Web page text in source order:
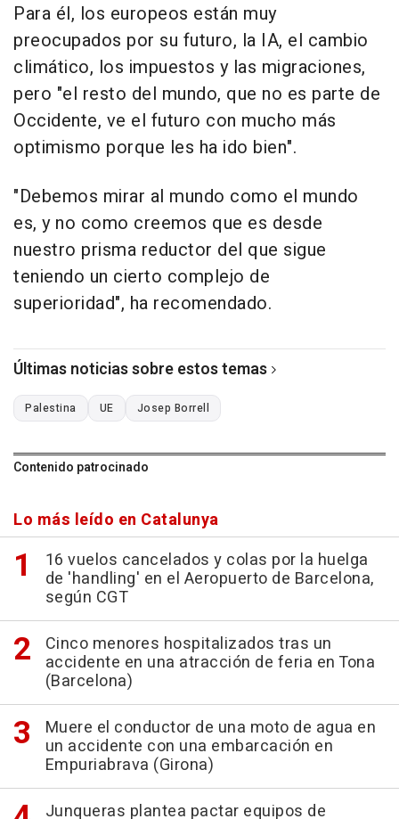
Para él, los europeos están muy
preocupados por su futuro, la IA, el cambio
climático, los impuestos y las migraciones,
pero "el resto del mundo, que no es parte de
Occidente, ve el futuro con mucho más
optimismo porque les ha ido bien".
"Debemos mirar al mundo como el mundo
es, y no como creemos que es desde
nuestro prisma reductor del que sigue
teniendo un cierto complejo de
superioridad", ha recomendado.
Últimas noticias sobre estos temas
Palestina UE Josep Borrell
Contenido patrocinado
Lo más leído en Catalunya
16 vuelos cancelados y colas por la huelga
de 'handling' en el Aeropuerto de Barcelona,
según CGT
Cinco menores hospitalizados tras un
accidente en una atracción de feria en Tona
(Barcelona)
Muere el conductor de una moto de agua en
un accidente con una embarcación en
Empuriabrava (Girona)
Junqueras plantea pactar equipos de